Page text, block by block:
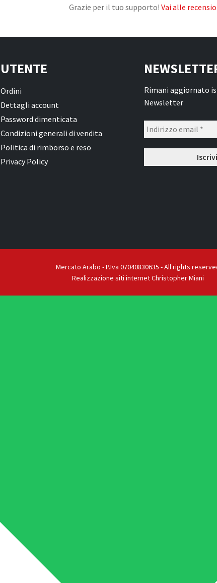
Grazie per il tuo supporto! Vai alle
UTENTE
Ordini
Dettagli account
Password dimenticata
Condizioni generali di vendita
Politica di rimborso e reso
Privacy Policy
Rimani aggiornato
Newsletter
Mercato Arabo - P.Iva 07040830635 - All rights
Realizzazione siti internet Christopher Miani